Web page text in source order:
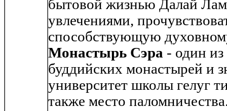
бытовой жизнью Далай
увлечениями,
способствующую
Монастырь Сэра - один
буддийских монастырей и
университет школы гелуг
также место